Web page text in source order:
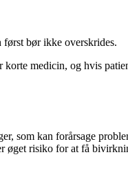
først bør ikke overskrides.
medicin, og hvis
som kan forårsage
risiko for at få